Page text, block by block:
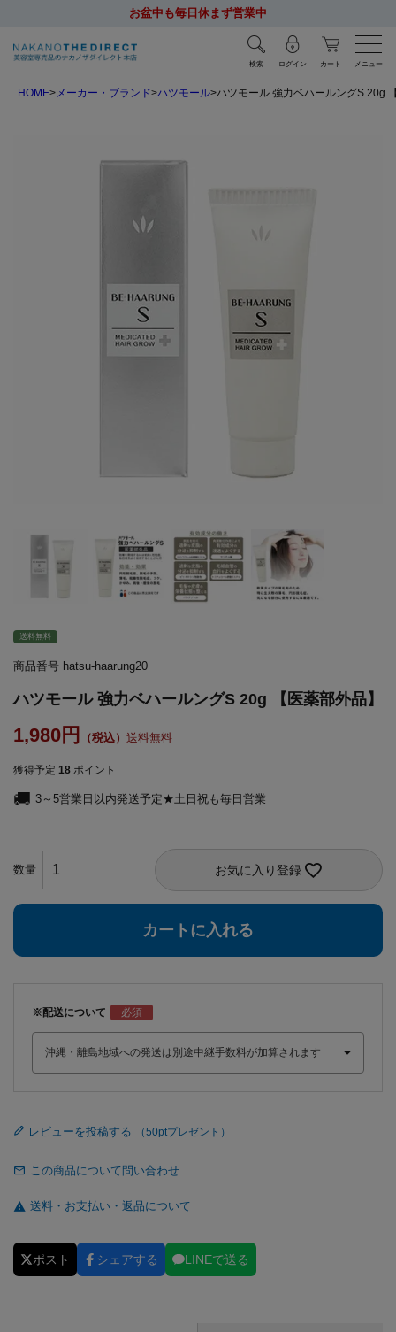
お盆中も毎日休まず営業中
検索 ログイン カート メニュー
HOME メーカー・ブランド ハツモール ハツモール 強力ベハールングS 20g
送料無料
商品番号 hatsu-haarung20
ハツモール 強力ベハールングS 20g 【医薬部外品】
1,980 送料無料
獲得予定 18 ポイント
3～5営業日以内発送予定★土日祝も毎日営業
お気に入り登録
カートに入れる
※配送について
レビューを投稿する
この商品について問い合わせ
送料・お支払い・返品について
ポスト シェアする LINEで送る